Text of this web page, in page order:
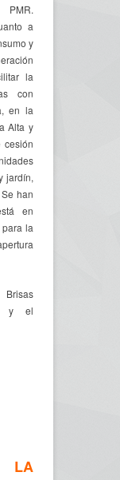
PMR.
a
y
la
con
en la
Alta y
cesión
jardín,
han
en
la
y el
LA